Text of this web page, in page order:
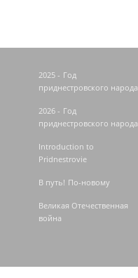
2025 - Год
приднестровского народа
2026 - Год
приднестровского народа
Introduction to
Pridnestrovie
В путь! По-новому
Великая Отечественная
война